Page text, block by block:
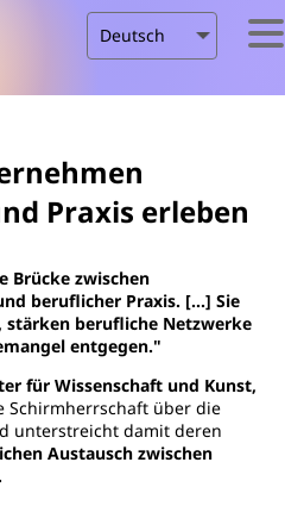
Praxis erleben
beruflicher Praxis. [...] Sie
berufliche Netzwerke
entgegen."
für Wissenschaft und Kunst,
Schirmherrschaft über die
unterstreicht damit deren
Austausch zwischen